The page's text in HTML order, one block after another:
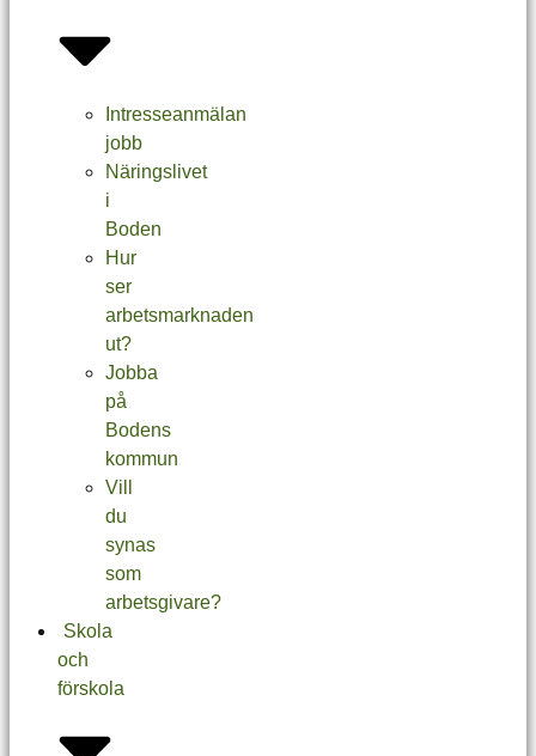
Intresseanmälan
jobb
Näringslivet
i
Boden
Hur
ser
arbetsmarknaden
ut?
Jobba
på
Bodens
kommun
Vill
du
synas
som
arbetsgivare?
Skola
och
förskola